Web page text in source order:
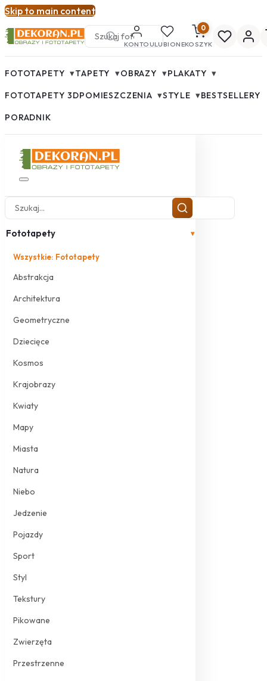
Skip to main content
KONTOULUBIONE
0
KOSZYK
FOTOTAPETY ▾TAPETY ▾OBRAZY ▾PLAKATY ▾
FOTOTAPETY 3DPOMIESZCZENIA ▾STYLE ▾BESTSELLERY
PORADNIK
Fototapety ▾
Wszystkie: Fototapety
Abstrakcja
Architektura
Geometryczne
Dziecięce
Kosmos
Krajobrazy
Kwiaty
Mapy
Miasta
Natura
Niebo
Jedzenie
Pojazdy
Sport
Styl
Tekstury
Pikowane
Zwierzęta
Przestrzenne